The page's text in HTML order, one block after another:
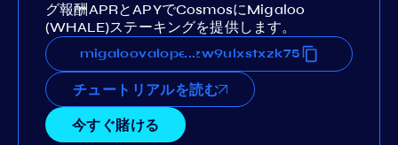
グ報酬APRとAPYでCosmosにMigaloo
(WHALE)ステーキングを提供します。
...
チュートリアルを読む
今すぐ賭ける